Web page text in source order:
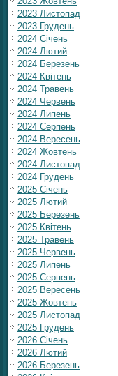
2023 Листопад
2023 Грудень
2024 Січень
2024 Лютий
2024 Березень
2024 Квітень
2024 Травень
2024 Червень
2024 Липень
2024 Серпень
2024 Вересень
2024 Жовтень
2024 Листопад
2024 Грудень
2025 Січень
2025 Лютий
2025 Березень
2025 Квітень
2025 Травень
2025 Червень
2025 Липень
2025 Серпень
2025 Вересень
2025 Жовтень
2025 Листопад
2025 Грудень
2026 Січень
2026 Лютий
2026 Березень